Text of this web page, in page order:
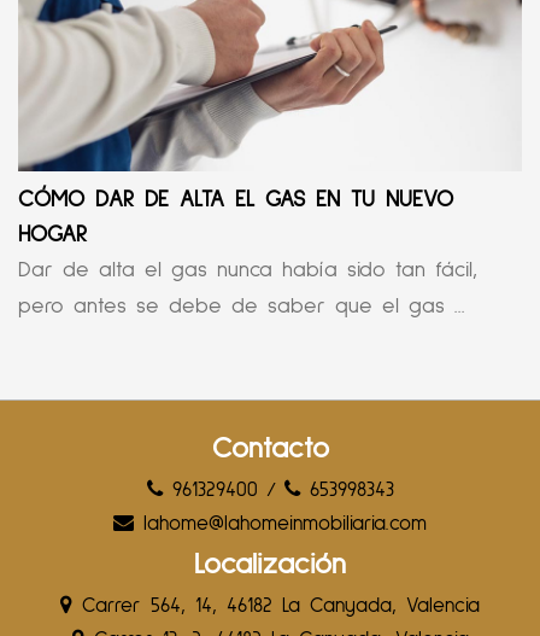
CÓMO DAR DE ALTA EL GAS EN TU NUEVO
HOGAR
Dar de alta el gas nunca había sido tan fácil,
pero antes se debe de saber que el gas ...
Contacto
961329400 /
653998343
lahome@lahomeinmobiliaria.com
Localización
Carrer 564, 14, 46182 La Canyada, Valencia